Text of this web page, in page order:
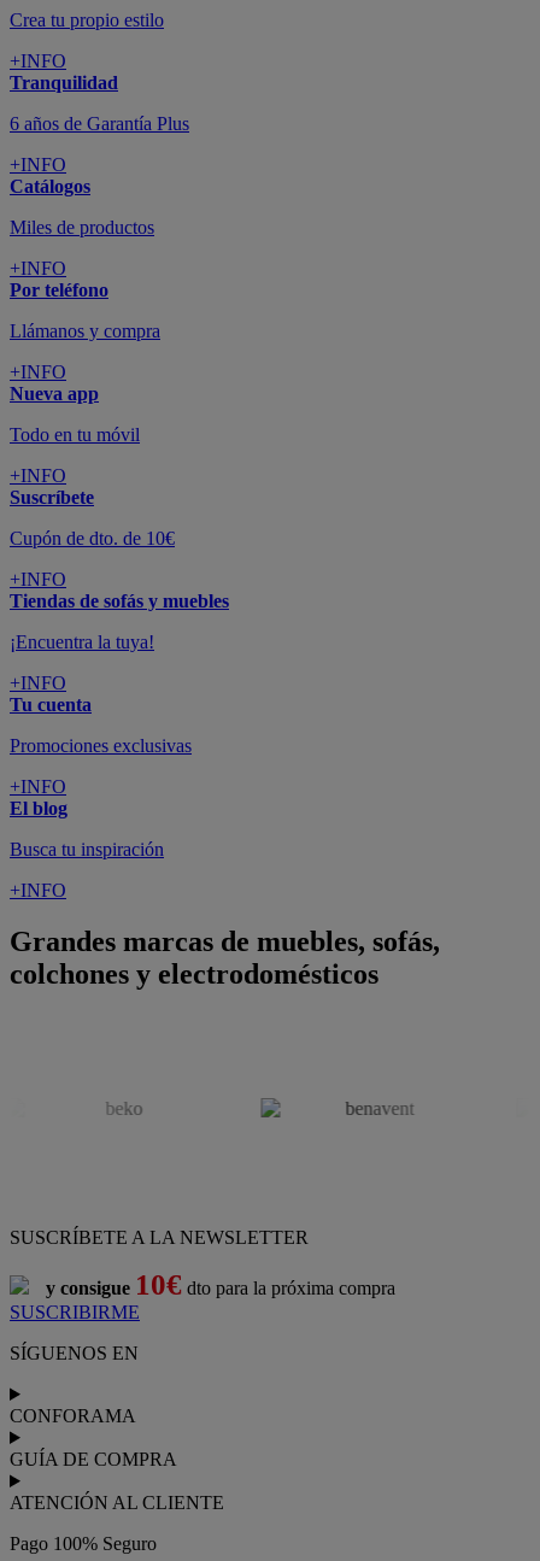
Crea tu propio estilo
+INFO
Tranquilidad
6 años de Garantía Plus
+INFO
Catálogos
Miles de productos
+INFO
Por teléfono
Llámanos y compra
+INFO
Nueva app
Todo en tu móvil
+INFO
Suscríbete
Cupón de dto. de 10€
+INFO
Tiendas de sofás y muebles
¡Encuentra la tuya!
+INFO
Tu cuenta
Promociones exclusivas
+INFO
El blog
Busca tu inspiración
+INFO
Grandes marcas de muebles, sofás,
colchones y electrodomésticos
SUSCRÍBETE A LA NEWSLETTER
y consigue 10€ dto para la próxima compra
SUSCRIBIRME
SÍGUENOS EN
CONFORAMA
GUÍA DE COMPRA
ATENCIÓN AL CLIENTE
Pago 100% Seguro